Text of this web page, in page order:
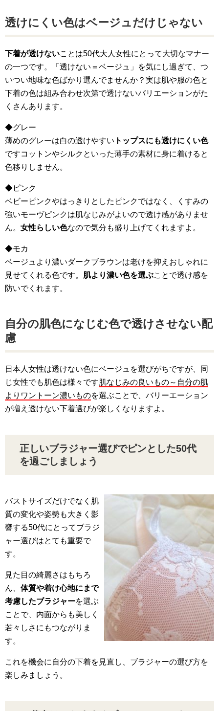
透けにくい色はベージュだけじゃない
下着が透けないことは50代大人女性にとって大切なマナー
の一つです。「透けない＝ベージュ」を気にし過ぎて、つ
いつい地味な色ばかり選んでませんか？実は肌や服の色と
下着の色は組み合わせ次第で透けないバリエーションがた
くさんあります。
◆グレー
薄めのグレーは白の透けやすい トップスにも透けにくい色
ですコットンやシルクといった薄手の素材に身に着けると
色移りしません。
◆ピンク
ベビーピンクやはっきりとしたピンクではなく、くすみの
強いモーヴピンクは肌なじみがよいので透け感がありませ
ん。 女性らしい色なので気分も盛り上げてくれますよ。
◆モカ
ベージュより濃いダークブラウンは老けを抑えおしゃれに
見せてくれる色です。 肌より濃い色を選ぶことで透け感を
防いでくれます。
自分の肌色になじむ色で透けさせない配
慮
日本人女性は透けない色にベージュを選びがちですが、同
じ女性でも肌色は様々です肌なじみの良いもの～自分の肌
よりワントーン濃いものを選ぶことで、バリーエーション
が増え透けない下着選びが楽しくなりますよ。
正しいブラジャー選びでピンとした50代
を過ごしましょう
バストサイズだけでなく肌
質の変化や姿勢も大きく影
響する50代にとってブラジ
ャー選びはとても重要で
す。
見た目の綺麗さはもちろ
ん、 体質や着け心地にまで
考慮したブラジャーを選ぶ
ことで、内面からも美しく
若々しさにもつながりま
す。
これを機会に自分の下着を見直し、ブラジャーの選び方を
楽しみましょう。